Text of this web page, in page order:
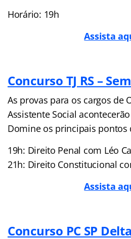
Horário: 19h
Assista
Concurso TJ RS –
As provas para os cargos de
Assistente Social
Domine os principais pontos
19h: Direito Penal com Léo
21h: Direito Constitucional
Assista
Concurso PC SP